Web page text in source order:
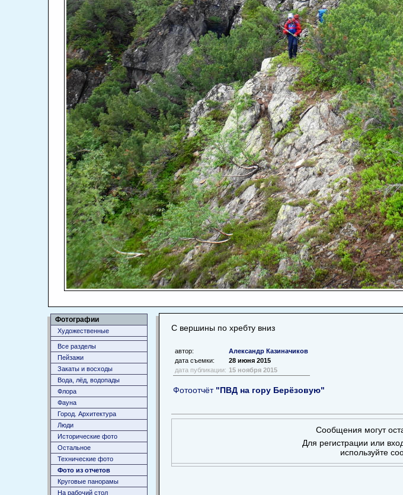
Фотографии
Художественные
Все разделы
Пейзажи
Закаты и восходы
Вода, лёд, водопады
Флора
Фауна
Город. Архитектура
Люди
Исторические фото
Остальное
Технические фото
Фото из отчетов
Круговые панорамы
На рабочий стол
С вершины по хребту вниз
автор:
Александр Казиначиков
дата съемки:
28 июня 2015
дата публикации: 15 ноября 2015
Фотоотчёт "ПВД на гору Берёзовую"
Сообщения могут
Для регистрации или
используйте